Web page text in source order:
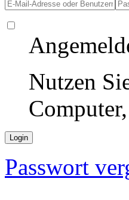
Nutzen
Passwort